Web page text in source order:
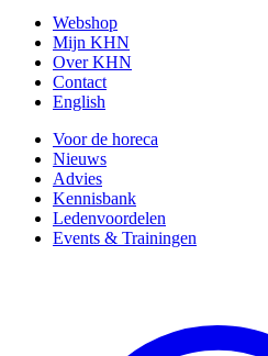
Webshop
Mijn KHN
Over KHN
Contact
English
Voor de horeca
Nieuws
Advies
Kennisbank
Ledenvoordelen
Events & Trainingen